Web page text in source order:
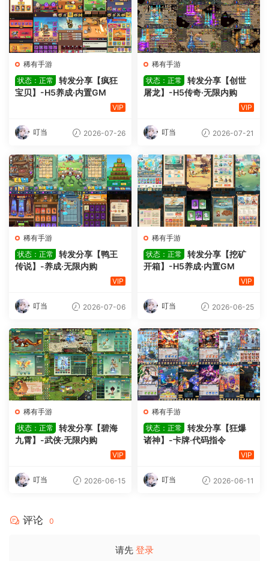
稀有手游
状态：正常
转发分享【疯狂
宝贝】-H5养成·内置GM
VIP
叮当 2026-07-26
稀有手游
状态：正常
转发分享【创世
屠龙】-H5传奇·无限内购
VIP
叮当 2026-07-21
稀有手游
状态：正常
转发分享【鸭王
传说】-养成·无限内购
VIP
叮当 2026-07-06
稀有手游
状态：正常
转发分享【挖矿
开箱】-H5养成·内置GM
VIP
叮当 2026-06-25
稀有手游
状态：正常
转发分享【碧海
九霄】-武侠·无限内购
VIP
叮当 2026-06-15
稀有手游
状态：正常
转发分享【狂爆
诸神】-卡牌·代码指令
VIP
叮当 2026-06-11
评论 0
请先 登录